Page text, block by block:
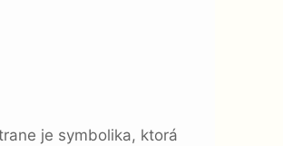
je symbolika, ktorá